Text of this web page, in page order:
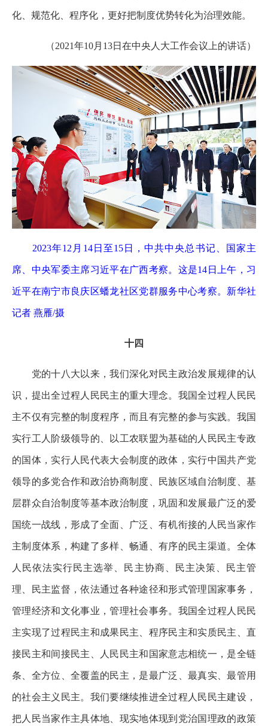
化、规范化、程序化，更好把制度优势转化为治理效能。
（2021年10月13日在中央人大工作会议上的讲话）
2023年12月14日至15日，中共中央总书记、国家主
席、中央军委主席习近平在广西考察。这是14日上午，习
近平在南宁市良庆区蟠龙社区党群服务中心考察。新华社
记者 燕雁/摄
十四
党的十八大以来，我们深化对民主政治发展规律的认
识，提出全过程人民民主的重大理念。我国全过程人民民
主不仅有完整的制度程序，而且有完整的参与实践。我国
实行工人阶级领导的、以工农联盟为基础的人民民主专政
的国体，实行人民代表大会制度的政体，实行中国共产党
领导的多党合作和政治协商制度、民族区域自治制度、基
层群众自治制度等基本政治制度，巩固和发展最广泛的爱
国统一战线，形成了全面、广泛、有机衔接的人民当家作
主制度体系，构建了多样、畅通、有序的民主渠道。全体
人民依法实行民主选举、民主协商、民主决策、民主管
理、民主监督，依法通过各种途径和形式管理国家事务，
管理经济和文化事业，管理社会事务。我国全过程人民民
主实现了过程民主和成果民主、程序民主和实质民主、直
接民主和间接民主、人民民主和国家意志相统一，是全链
条、全方位、全覆盖的民主，是最广泛、最真实、最管用
的社会主义民主。我们要继续推进全过程人民民主建设，
把人民当家作主具体地、现实地体现到党治国理政的政策